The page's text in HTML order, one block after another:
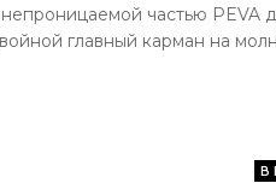
частью
главный карман на
В